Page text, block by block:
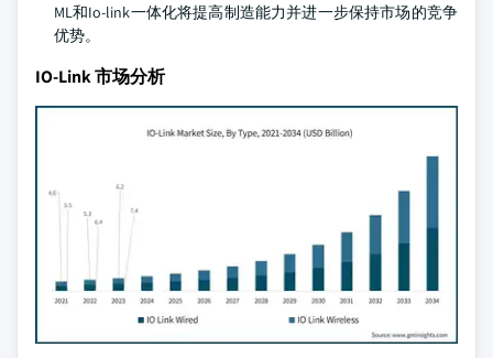
ML和Io-link一体化将提高制造能力并进一步保持市场的竞争
优势。
IO-Link 市场分析